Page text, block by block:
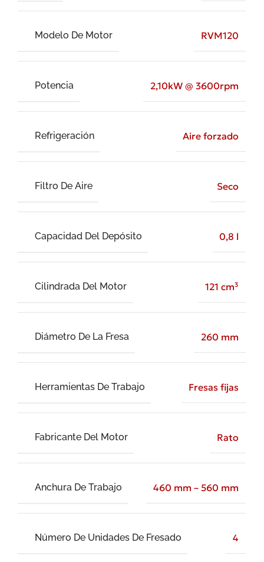
Modelo De Motor RVM120
Potencia 2,10kW @ 3600rpm
Refrigeración Aire forzado
Filtro De Aire Seco
Capacidad Del Depósito 0,8 l
Cilindrada Del Motor 121 cm³
Diámetro De La Fresa 260 mm
Herramientas De Trabajo Fresas fijas
Fabricante Del Motor Rato
Anchura De Trabajo 460 mm – 560 mm
Número De Unidades De Fresado 4